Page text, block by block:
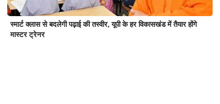
स्मार्ट क्लास से बदलेगी पढ़ाई की तस्वीर, यूपी के हर विकासखंड में तैयार होंगे
मास्टर ट्रेनर